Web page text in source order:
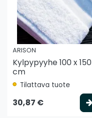
ARISON
Kylpypyyhe 100 x 150
cm
Tilattava tuote
30,87 €